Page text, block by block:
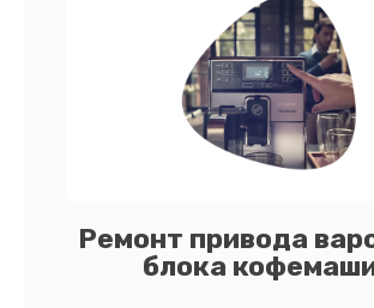
Ремонт привода
блока